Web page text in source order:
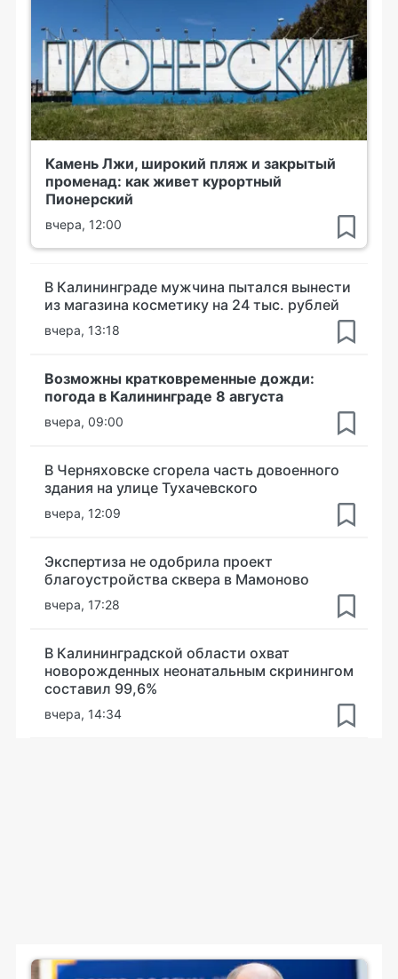
Камень Лжи, широкий пляж и закрытый
променад: как живет курортный
Пионерский
вчера, 12:00
В Калининграде мужчина пытался вынести
из магазина косметику на 24 тыс. рублей
вчера, 13:18
Возможны кратковременные дожди:
погода в Калининграде 8 августа
вчера, 09:00
В Черняховске сгорела часть довоенного
здания на улице Тухачевского
вчера, 12:09
Экспертиза не одобрила проект
благоустройства сквера в Мамоново
вчера, 17:28
В Калининградской области охват
новорожденных неонатальным скринингом
составил 99,6%
вчера, 14:34